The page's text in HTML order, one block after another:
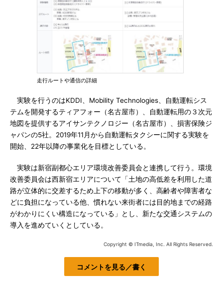
走行ルートや通信の詳細
実験を行うのはKDDI、Mobility Technologies、自動運転シス
テムを開発するティアフォー（名古屋市）、自動運転用の３次元
地図を提供するアイサンテクノロジー（名古屋市）、損害保険ジ
ャパンの5社。2019年11月から自動運転タクシーに関する実験を
開始、22年以降の事業化を目標としている。
実験は新宿副都心エリア環境改善委員会と連携して行う。環境
改善委員会は西新宿エリアについて「土地の高低差を利用した道
路が立体的に交差するため上下の移動が多く、高齢者や障害者な
どに負担になっている他、慣れない来街者には目的地までの経路
がわかりにくい構造になっている」とし、新たな交通システムの
導入を進めていくとしている。
Copyright © ITmedia, Inc. All Rights Reserved.
コメントを見る／書く